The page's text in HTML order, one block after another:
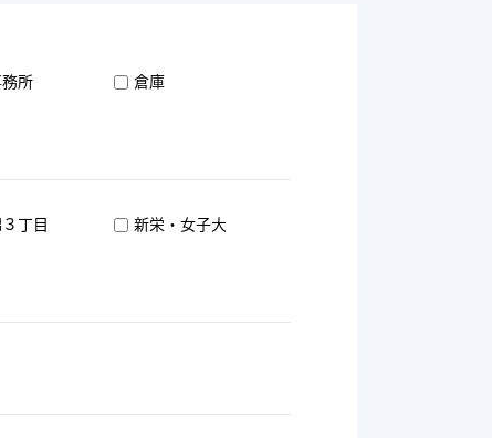
所
倉庫
丁目
新栄・女子大